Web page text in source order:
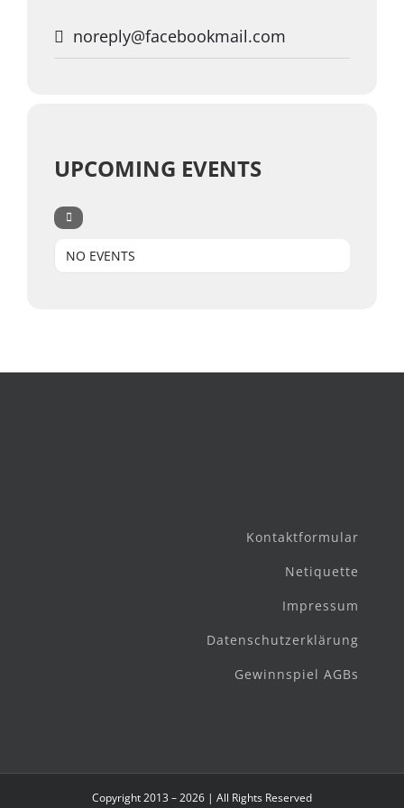
noreply@facebookmail.com
UPCOMING EVENTS
NO EVENTS
Kontaktformular
Netiquette
Impressum
Datenschutzerklärung
Gewinnspiel AGBs
Copyright 2013 – 2026 | All Rights Reserved